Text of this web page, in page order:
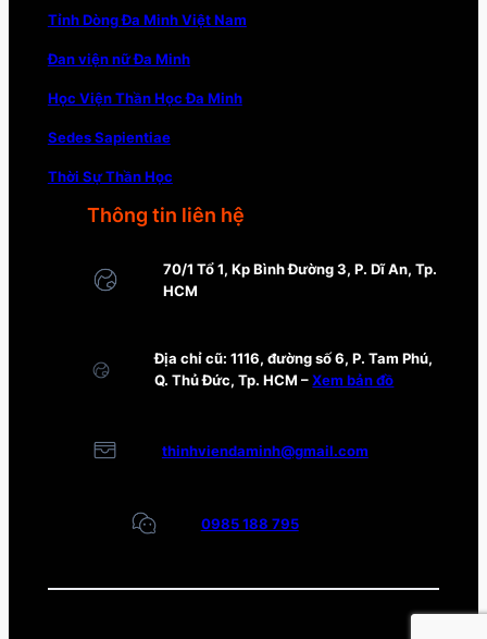
Tỉnh Dòng Đa Minh Việt Nam
Đan viện nữ Đa Minh
Học Viện Thần Học Đa Minh
Sedes Sapientiae
Thời Sự Thần Học
Thông tin liên hệ
70/1 Tổ 1, Kp Bình Đường 3, P. Dĩ An, Tp.
HCM
Địa chỉ cũ: 1116, đường số 6, P. Tam Phú,
Q. Thủ Đức, Tp. HCM –Xem bản đồ
thinhviendaminh@gmail.com
0985 188 795